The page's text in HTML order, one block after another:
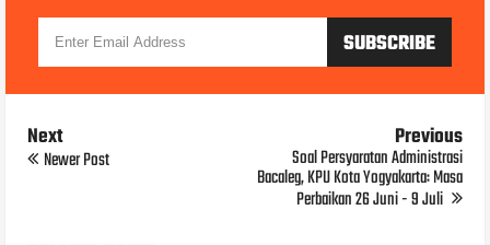
Next
Newer Post
Previous
Soal Persyaratan Administrasi
Bacaleg, KPU Kota Yogyakarta: Masa
Perbaikan 26 Juni - 9 Juli